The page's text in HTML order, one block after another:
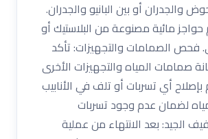
والجدران أو بين البانيو والجدران.
مائية مصنوعة من البلاستيك أو
فحص الصمامات والتجهيزات: تأكد
صمامات المياه والتجهيزات الأخرى
أي تسربات أو تلف في الأنابيب
لضمان عدم وجود تسربات
الجيد: بعد الانتهاء من عملية